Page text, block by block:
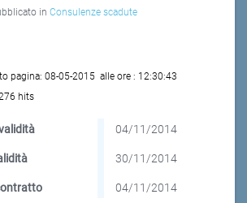
in Consulenze scadute
pagina: 08-05-2015 alle ore : 12:30:43
hits
04/11/2014
30/11/2014
04/11/2014